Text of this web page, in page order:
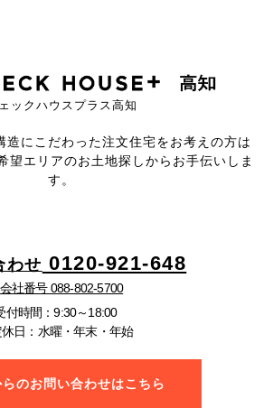
ックハウスプラス高知
造にこだわった注文住宅をお考えの方は
望エリアのお土地探しからお手伝いしま
す。
わせ 0120-921-648
会社番号 088-802-5700
付時間：9:30～18:00
休日：水曜・年末・年始
のお問い合わせはこちら